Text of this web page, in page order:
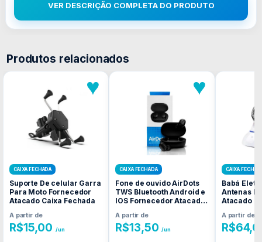
VER DESCRIÇÃO COMPLETA DO PRODUTO
Produtos relacionados
♥
CAIXA FECHADA
Suporte De celular Garra
Para Moto Fornecedor
Atacado Caixa Fechada
A partir de
R$15,00 /un
♥
CAIXA FECHADA
Fone de ouvido AirDots
TWS Bluetooth Android e
IOS Fornecedor Atacado
A partir de
R$13,50 /un
CAIXA
Babá
Antenas
Atacado
A partir de
R$